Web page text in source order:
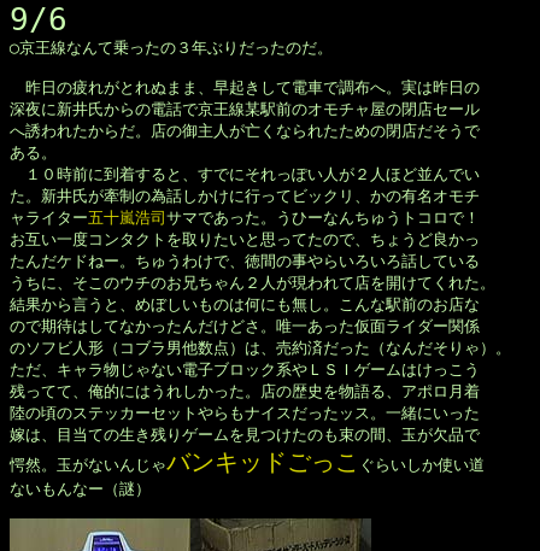
9/6
◯京王線なんて乗ったの３年ぶりだったのだ。
昨日の疲れがとれぬまま、早起きして電車で調布へ。実は昨日の
深夜に新井氏からの電話で京王線某駅前のオモチャ屋の閉店セール
へ誘われたからだ。店の御主人が亡くなられたための閉店だそうで
ある。
１０時前に到着すると、すでにそれっぽい人が２人ほど並んでい
た。新井氏が牽制の為話しかけに行ってビックリ、かの有名オモチ
ャライター五十嵐浩司 サマであった。うひーなんちゅうトコロで！
お互い一度コンタクトを取りたいと思ってたので、ちょうど良かっ
たんだケドねー。ちゅうわけで、徳間の事やらいろいろ話している
うちに、そこのウチのお兄ちゃん２人が現われて店を開けてくれた。
結果から言うと、めぼしいものは何にも無し。こんな駅前のお店な
ので期待はしてなかったんだけどさ。唯一あった仮面ライダー関係
のソフビ人形（コブラ男他数点）は、売約済だった（なんだそりゃ）。
ただ、キャラ物じゃない電子ブロック系やＬＳＩゲームはけっこう
残ってて、俺的にはうれしかった。店の歴史を物語る、アポロ月着
陸の頃のステッカーセットやらもナイスだったッス。一緒にいった
嫁は、目当ての生き残りゲームを見つけたのも束の間、玉が欠品で
愕然。玉がないんじゃバンキッドごっこ ぐらいしか使い道
ないもんなー（謎）